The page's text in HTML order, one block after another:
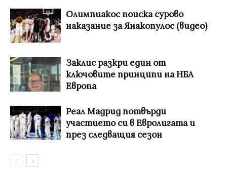
Олимпиакос поиска сурово
наказание за Янакопулос (видео)
Заклис разкри един от
ключовите принципи на НБА
Европа
Реал Мадрид потвърди
участието си в Евролигата и
през следващия сезон